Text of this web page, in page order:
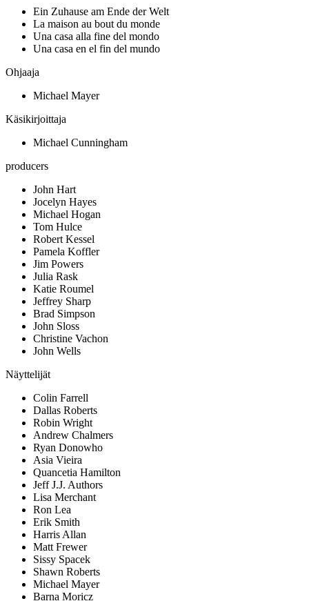
Ein Zuhause am Ende der Welt
La maison au bout du monde
Una casa alla fine del mondo
Una casa en el fin del mundo
Ohjaaja
Michael Mayer
Käsikirjoittaja
Michael Cunningham
producers
John Hart
Jocelyn Hayes
Michael Hogan
Tom Hulce
Robert Kessel
Pamela Koffler
Jim Powers
Julia Rask
Katie Roumel
Jeffrey Sharp
Brad Simpson
John Sloss
Christine Vachon
John Wells
Näyttelijät
Colin Farrell
Dallas Roberts
Robin Wright
Andrew Chalmers
Ryan Donowho
Asia Vieira
Quancetia Hamilton
Jeff J.J. Authors
Lisa Merchant
Ron Lea
Erik Smith
Harris Allan
Matt Frewer
Sissy Spacek
Shawn Roberts
Michael Mayer
Barna Moricz